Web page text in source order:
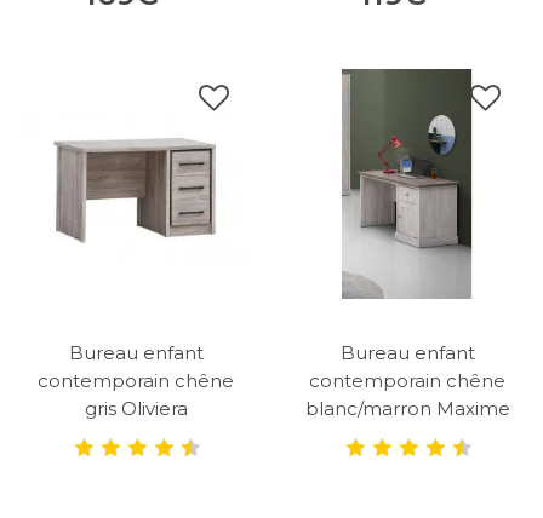
Bureau enfant
contemporain chêne
gris Oliviera
Bureau enfant
contemporain chêne
blanc/marron Maxime